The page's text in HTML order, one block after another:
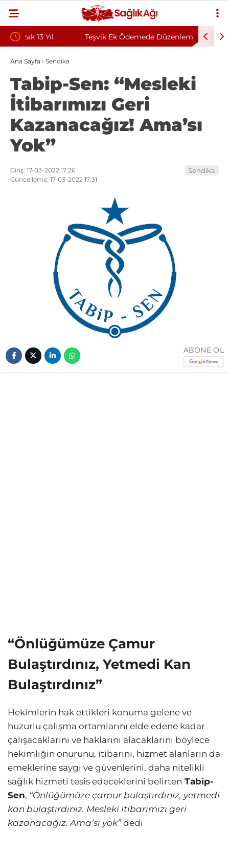
Teşvik Ek Ödemede Düzenleme Yolda: Genç
Sağlık Sendikası Sahanın Taleplerini Kamu
Hastaneleri Genel Müdürü’ne İletti
Ana Sayfa › Sendika
Tabip-Sen: “Mesleki
İtibarımızı Geri
Kazanacağız! Ama’sı
Yok”
Giriş: 17-03-2022 17:26
Güncelleme: 17-03-2022 17:31
Sendika
ABONE OL
“Önlüğümüze Çamur
Bulaştırdınız, Yetmedi Kan
Bulaştırdınız”
Hekimlerin hak ettikleri konuma gelene ve
huzurlu çalışma ortamlarını elde edene kadar
çalışacaklarını ve haklarını alacaklarını böylece
hekimliğin onurunu, itibarını, hizmet alanların da
emeklerine saygı ve güvenlerini, daha nitelikli
sağlık hizmeti tesis edeceklerini belirten Tabip-
Sen, “Önlüğümüze çamur bulaştırdınız, yetmedi
kan bulaştırdınız. Mesleki itibarımızı geri
kazanacağız. Ama’sı yok” dedi